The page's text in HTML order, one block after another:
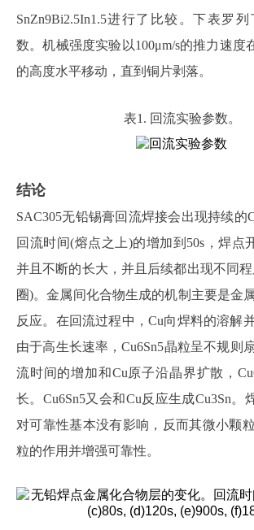
SnZn9Bi2.5In1.5进行了比较。下表罗
数。机械强度实验以100μm/s的推力速度
的高度水平移动，直到铜片剥落。
表1. 回流实验参数。
结论
SAC305无铅锡膏回流焊接会出现持续的
回流时间(熔点之上)的增加到50s，焊点
并且不断的长大，并且后续都出现不同
圈)。金属间化合物生成的机制主要是金
反应。在回流过程中，Cu向焊料的溶解
由于高生长速率，Cu6Sn5晶粒呈不规则
流时间的增加和Cu原子沿晶界扩散，
长。Cu6Sn5又会和Cu反应生成Cu3Sn。
对可靠性基本没有影响，反而其微小颗
粒的作用并增强可靠性。